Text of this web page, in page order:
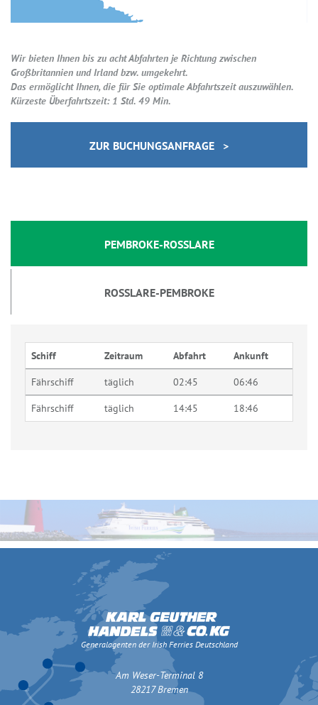
Wir bieten Ihnen bis zu acht Abfahrten je Richtung zwischen
Großbritannien und Irland bzw. umgekehrt.
Das ermöglicht Ihnen, die für Sie optimale Abfahrtszeit auszuwählen.
Kürzeste Überfahrtszeit: 1 Std. 49 Min.
ZUR BUCHUNGSANFRAGE >
PEMBROKE-ROSSLARE
ROSSLARE-PEMBROKE
Schiff Zeitraum Abfahrt Ankunft
Fährschiff täglich 02:45 06:46
Fährschiff täglich 14:45 18:46
Generalagenten der Irish Ferries Deutschland
Am Weser-Terminal 8
28217 Bremen